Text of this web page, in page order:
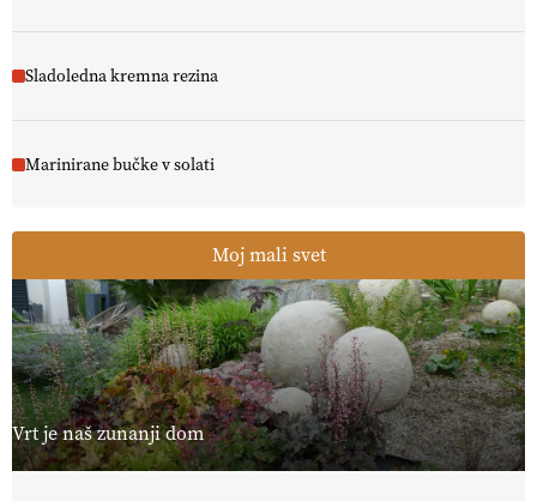
Sladoledna kremna rezina
Marinirane bučke v solati
Moj mali svet
Vrt je naš zunanji dom